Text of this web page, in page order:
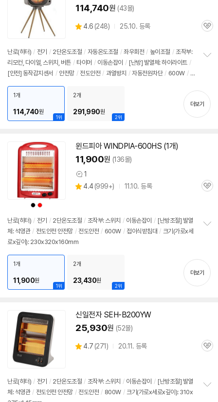
114,740원 (43몰)
별
4.6 (상
248) 25.10. 등록
관
난로(히터) / 전기 / 2단온도조절 / 자동온도조절 / 좌우회전 / 높이조절 / 조작부:
리모컨, 다이얼, 스위치 , 버튼 / 타이머 / 이동손잡이 / [난방] 발열체: 하이라이트 /
[안전] 동작감지센서 / 안전망 / 전도안전 / 과열방지 / 자동전원차단 / 600W / AI
0mm(다리 포함)
기
1위
1개
114,740원
2위
2개
291,990원
더보기
상
품
상
상
품
색
상
윈드피아 WINDPIA-600HS (1개)
11,900원 (136몰)
상
품
1
별
4.4 (상
뷰
999+) 11.10. 등록
관
난로(히터) / 전기 / 2단온도조절 / 조작부:스위치 / 이동손잡이 / [난방조절] 발열
체: 석영관 / 전도안전 안전망 / 전도안전 / 600W / 접이식받침대 / 크기(가로x세
로x깊이): 230x320x160mm
기
1위
1개
11,900원
2위
2개
23,430원
더보기
신일전자 SEH-B200YW
25,930원 (52몰)
별
4.7 (상
뷰
271) 20.11. 등록
관
난로(히터) / 전기 / 2단온도조절 / 조작부:스위치 / 이동손잡이 / [난방조절] 발열
체: 석영관 / 전도안전 안전망 / 전도안전 / 800W / 크기(가로x세로x깊이): 310x